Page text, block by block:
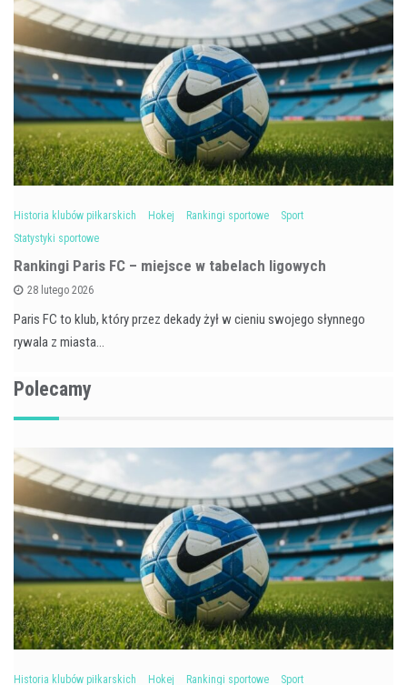
Historia klubów piłkarskich Hokej Rankingi sportowe
Sport
Statystyki sportowe
Rankingi Paris FC – miejsce w tabelach ligowych
28 lutego 2026
Paris FC to klub, który przez dekady żył w cieniu swojego słynnego
rywala z miasta…
Polecamy
Historia klubów piłkarskich Hokej Rankingi sportowe
Sport